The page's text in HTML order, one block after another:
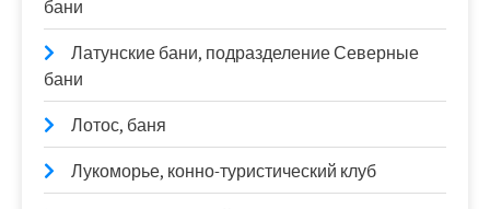
бани
Латунские бани, подразделение Северные
бани
Лотос, баня
Лукоморье, конно-туристический клуб